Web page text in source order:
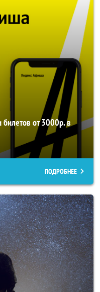
от 3000р. в
ПОДРОБНЕЕ